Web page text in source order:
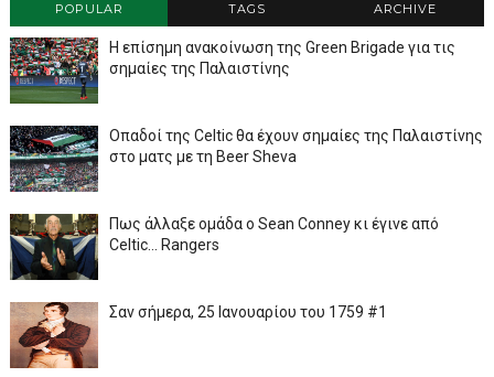
POPULAR TAGS ARCHIVE
Η επίσημη ανακοίνωση της Green Brigade για τις
σημαίες της Παλαιστίνης
Οπαδοί της Celtic θα έχουν σημαίες της Παλαιστίνης
στο ματς με τη Beer Sheva
Πως άλλαξε ομάδα ο Sean Conney κι έγινε από
Celtic... Rangers
Σαν σήμερα, 25 Ιανουαρίου του 1759 #1